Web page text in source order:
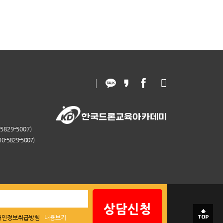
5829-5007)
5829-5007)
정보취급방침 내용보기
상담신청